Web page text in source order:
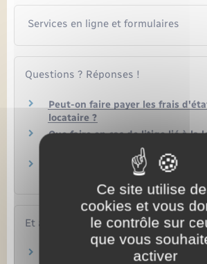
Services en ligne et formulaires
Questions ? Réponses !
Peut-on faire payer les frais
locataire ?
Que faire en cas de litige lié à la
Quelles différences entre location
location meublée ?
Et aussi
Dépôt de garantie dans un bail
Ce site utilise
cookies et vous
le contrôle sur
que vous
activer